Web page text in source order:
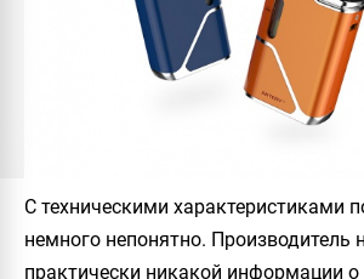
С техническими характеристиками
немного непонятно. Производитель
практически никакой информации